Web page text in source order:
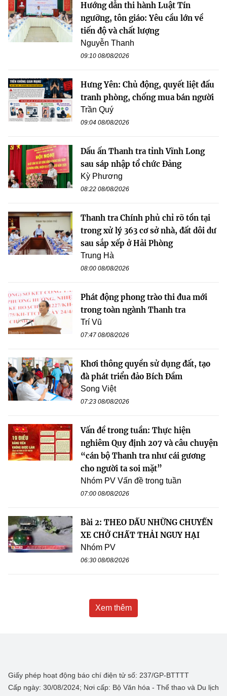
Hướng dẫn thi hành Luật Tín
ngưỡng, tôn giáo: Yêu cầu lớn về
tiến độ và chất lượng
Nguyễn Thanh
09:10 08/08/2026
Hưng Yên: Chủ động, quyết liệt đấu
tranh phòng, chống mua bán người
Trần Quý
09:04 08/08/2026
Dấu ấn Thanh tra tỉnh Vĩnh Long
sau sáp nhập tổ chức Đảng
Kỳ Phương
08:22 08/08/2026
Thanh tra Chính phủ chỉ rõ tồn tại
trong xử lý 363 cơ sở nhà, đất dôi dư
sau sắp xếp ở Hải Phòng
Trung Hà
08:00 08/08/2026
Phát động phong trào thi đua mới
trong toàn ngành Thanh tra
Trí Vũ
07:47 08/08/2026
Khơi thông quyền sử dụng đất, tạo
đà phát triển đảo Bích Đầm
Song Việt
07:23 08/08/2026
Vấn đề trong tuần: Thực hiện
nghiêm Quy định 207 và câu chuyện
“cán bộ Thanh tra như cái gương
cho người ta soi mặt”
Nhóm PV Vấn đề trong tuần
07:00 08/08/2026
Bài 2: THEO DẤU NHỮNG CHUYẾN
XE CHỞ CHẤT THẢI NGUY HẠI
Nhóm PV
06:30 08/08/2026
Xem thêm
Giấy phép hoạt động báo chí điện tử số: 237/GP-BTTTT
Cấp ngày: 30/08/2024; Nơi cấp: Bộ Văn hóa - Thể thao và Du lịch